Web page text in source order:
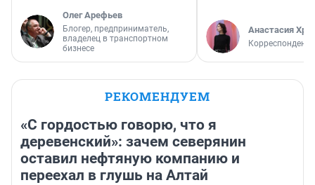
Олег Арефьев
Блогер, предприниматель,
владелец в транспортном
бизнесе
Анастасия
Корреспондент
РЕКОМЕНДУЕМ
«С гордостью говорю, что я
деревенский»: зачем северянин
оставил нефтяную компанию и
переехал в глушь на Алтай